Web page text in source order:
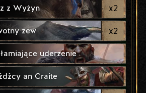
z Wyżyn x2
zew x2
uderzenie
an Craite